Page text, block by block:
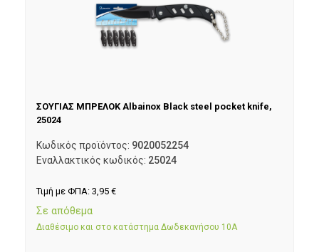
ΣΟΥΓΙΑΣ ΜΠΡΕΛΟΚ Albainox Black steel pocket knife,
25024
Κωδικός προϊόντος: 9020052254
Εναλλακτικός κωδικός: 25024
Τιμή με ΦΠΑ: 3,95 €
Σε απόθεμα
Διαθέσιμο και στο κατάστημα Δωδεκανήσου 10Α